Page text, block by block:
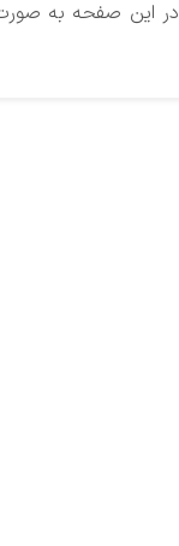
در این صفحه به